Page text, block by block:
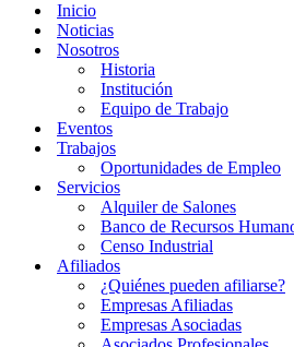
Inicio
Noticias
Nosotros
Historia
Institución
Equipo de Trabajo
Eventos
Trabajos
Oportunidades de Empleo
Servicios
Alquiler de Salones
Banco de Recursos
Censo Industrial
Afiliados
¿Quiénes pueden afiliarse?
Empresas Afiliadas
Empresas Asociadas